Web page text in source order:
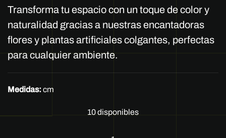
Transforma tu espacio con un toque de color y
naturalidad gracias a nuestras encantadoras
flores y plantas artificiales colgantes, perfectas
para cualquier ambiente.
Medidas: cm
10 disponibles